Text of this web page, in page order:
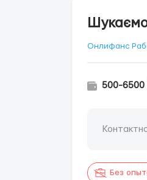
Онлифанс
500-6500
Без